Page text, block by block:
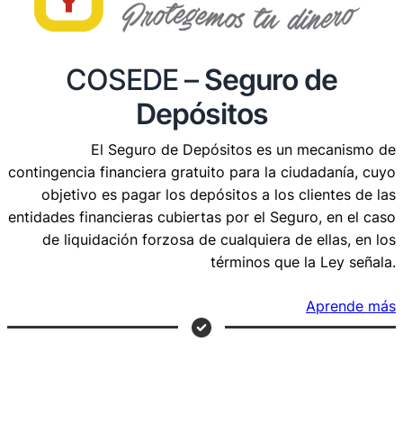
COSEDE –Seguro de
Depósitos
El Seguro de Depósitos es un mecanismo de
contingencia financiera gratuito para la ciudadanía, cuyo
objetivo es pagar los depósitos a los clientes de las
entidades financieras cubiertas por el Seguro, en el caso
de liquidación forzosa de cualquiera de ellas, en los
términos que la Ley señala.
Aprende más